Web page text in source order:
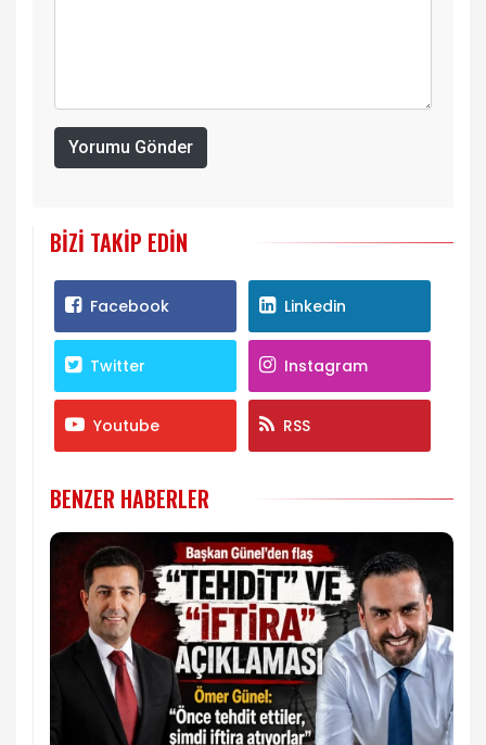
Yorumu Gönder
BIZI TAKIP EDIN
Facebook Linkedin
Twitter Instagram
Youtube RSS
BENZER HABERLER